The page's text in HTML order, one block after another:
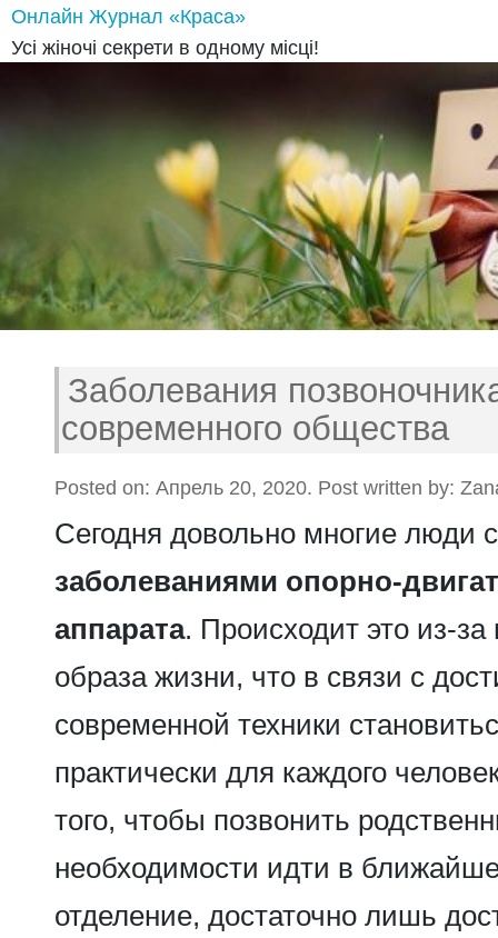
Онлайн Журнал «Краса»
Усі жіночі секрети в одному місці!
Заболевания
современного общества
Posted on: Апрель 20, 2020. Post written by:
Сегодня довольно многие люди
заболеваниями опорно-
аппарата. Происходит это из-
образа жизни, что в связи с
современной техники
практически для каждого
того, чтобы позвонить
необходимости идти в
отделение, достаточно лишь